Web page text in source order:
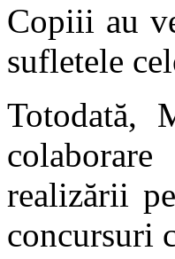
Copiii au
sufletele
Totodată,
realizării
concursuri